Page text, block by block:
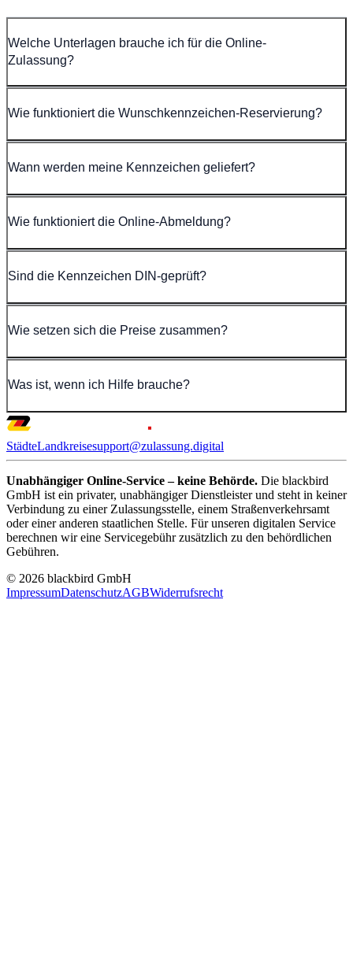
Welche Unterlagen brauche ich für die Online-
Zulassung?
Wie funktioniert die Wunschkennzeichen-Reservierung?
Wann werden meine Kennzeichen geliefert?
Wie funktioniert die Online-Abmeldung?
Sind die Kennzeichen DIN-geprüft?
Wie setzen sich die Preise zusammen?
Was ist, wenn ich Hilfe brauche?
StädteLandkreisesupport@zulassung.digital
Unabhängiger Online-Service – keine Behörde. Die blackbird
GmbH ist ein privater, unabhängiger Dienstleister und steht in keiner
Verbindung zu einer Zulassungsstelle, einem Straßenverkehrsamt
oder einer anderen staatlichen Stelle. Für unseren digitalen Service
berechnen wir eine Servicegebühr zusätzlich zu den behördlichen
Gebühren.
© 2026 blackbird GmbH
ImpressumDatenschutzAGBWiderrufsrecht